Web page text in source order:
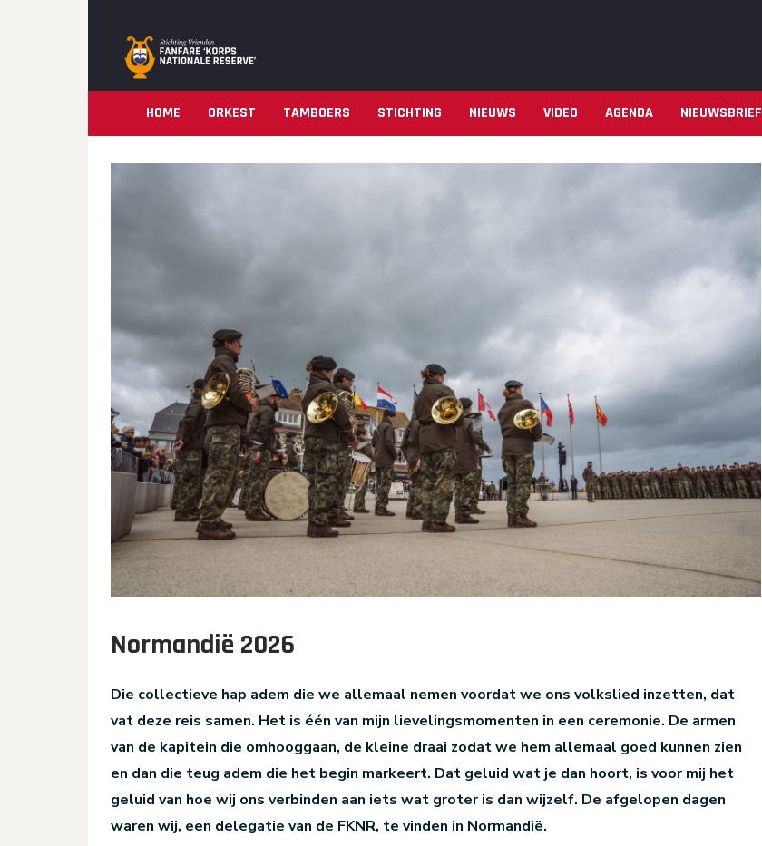
HOME ORKEST TAMBOERS STICHTING NIEUWS VIDEO AGENDA NIEUWSBRIEF
Normandië 2026
Die collectieve hap adem die we allemaal nemen voordat we ons volkslied inzetten, dat
vat deze reis samen. Het is één van mijn lievelingsmomenten in een ceremonie. De armen
van de kapitein die omhooggaan, de kleine draai zodat we hem allemaal goed kunnen zien
en dan die teug adem die het begin markeert. Dat geluid wat je dan hoort, is voor mij het
geluid van hoe wij ons verbinden aan iets wat groter is dan wijzelf. De afgelopen dagen
waren wij, een delegatie van de FKNR, te vinden in Normandië.